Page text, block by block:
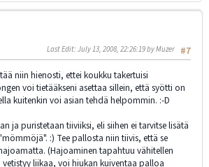
#7
Last Edit: July 13, 2008, 22:26:19 by Muzer
niin hienosti, ettei koukku takertuisi
voi tietääkseni asettaa sillein, että syötti on
kuitenkin voi asian tehdä helpommin. :-D
ja puristetaan tiiviiksi, eli siihen ei tarvitse lisätä
:) Tee pallosta niin tiivis, että se
(Hajoaminen tapahtuu vähitellen
vetistyy liikaa, voi hiukan kuiventaa palloa